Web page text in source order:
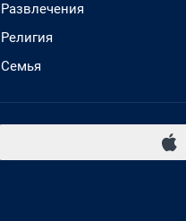
Развлечения
Религия
Семья